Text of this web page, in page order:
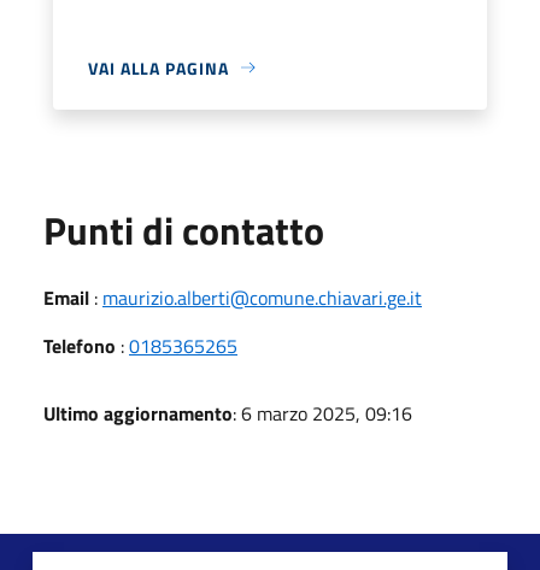
VAI ALLA PAGINA
Punti di contatto
Email : maurizio.alberti@comune.chiavari.ge.it
Telefono :0185365265
Ultimo aggiornamento: 6 marzo 2025, 09:16